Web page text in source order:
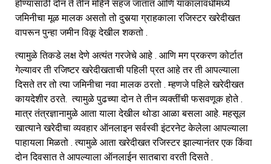
होण्यासाठी दोन ते तीन महिने सहज जातात आणि याकालावधीमध्ये
जमिनीचा मूळ मालक असतो तो दुसर्‍या ग्राहकाला रजिस्टर खरेदीखत
वापरून पुन्हा जमीन विकू देखील शकतो .
त्यामुळे तिकडे लक्ष देणे अत्यंत गरजेचे आहे . आणि मग प्रकरण कोर्टात
गेल्यावर ती रजिष्टर खरेदीखताची पहिली प्रत आहे तर ती आपल्याला
दिसते तर तो त्या जमिनीचा नवा मालक ठरतो . म्हणजे पहिले खरेदीखत
कायदेशीर ठरते. त्यामुळे पुढच्या दोन ते तीन व्यक्तींची फसवणूक होते .
मात्र तंत्रज्ञानामुळे आता याला देखील थोडा आळा बसला आहे. महसूल
खात्याने खरेदीचा व्यवहार ऑनलाइन सर्वस्वी इंटरनेट केलेला आपल्याला
पाहायला मिळतो . त्यामुळे आता खरेदीखत रजिस्टर झाल्यानंतर एक किंवा
दोन दिवसात ते आपल्याला ऑनलाईन सातबारा वरती दिसते .